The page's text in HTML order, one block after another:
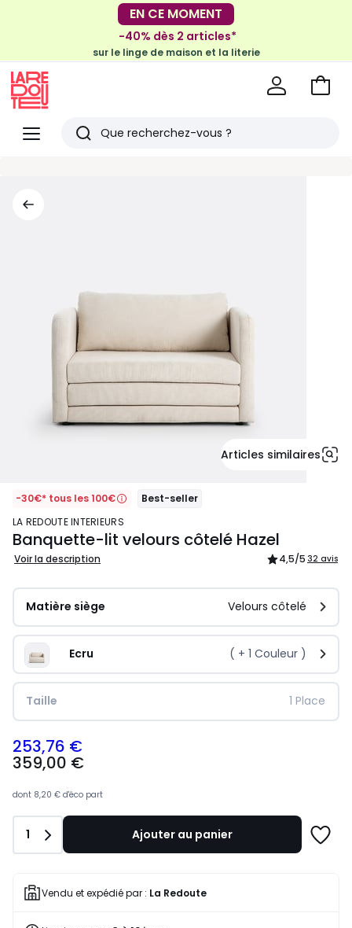
-30€ tous les 100€*
sur le meuble & la déco
EN CE MOMENT
-40% dès 2 articles*
sur le linge de maison et la literie
Menu
Redoute
Rechercher
Voir
Articles similaires
-30€* tous les 100€
Best-seller
LA REDOUTE INTERIEURS
Banquette-lit velours côtelé Hazel
Voir la description 4,5/5 32 avis
Matière siège Velours côtelé
Ecru ( + 1 Couleur )
Taille 1 Place
359,00
€
à
programme
pour
payer
place
253,76
253,76 €
359,00 €
dont 8,20 € d'éco part
Quantité
1 Ajouter au panier
Vendu et expédié par : La Redoute